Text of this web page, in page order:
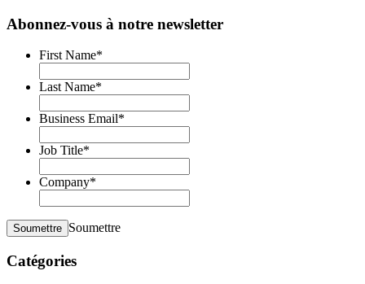
Abonnez-vous à notre newsletter
First Name*
Last Name*
Business Email*
Job Title*
Company*
Soumettre Soumettre
Catégories